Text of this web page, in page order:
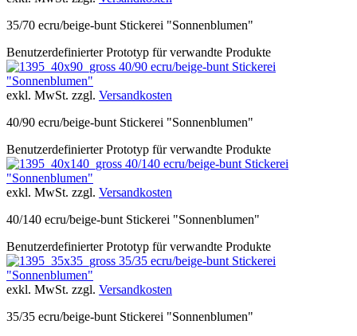
35/70 ecru/beige-bunt Stickerei "Sonnenblumen"
Benutzerdefinierter Prototyp für verwandte Produkte
40/90 ecru/beige-bunt Stickerei
"Sonnenblumen"
exkl. MwSt. zzgl. Versandkosten
40/90 ecru/beige-bunt Stickerei "Sonnenblumen"
Benutzerdefinierter Prototyp für verwandte Produkte
40/140 ecru/beige-bunt Stickerei
"Sonnenblumen"
exkl. MwSt. zzgl. Versandkosten
40/140 ecru/beige-bunt Stickerei "Sonnenblumen"
Benutzerdefinierter Prototyp für verwandte Produkte
35/35 ecru/beige-bunt Stickerei
"Sonnenblumen"
exkl. MwSt. zzgl. Versandkosten
35/35 ecru/beige-bunt Stickerei "Sonnenblumen"